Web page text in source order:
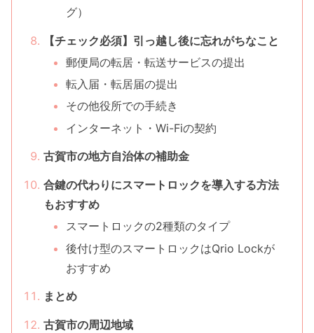
グ）
【チェック必須】引っ越し後に忘れがちなこと
郵便局の転居・転送サービスの提出
転入届・転居届の提出
その他役所での手続き
インターネット・Wi-Fiの契約
古賀市の地方自治体の補助金
合鍵の代わりにスマートロックを導入する方法
もおすすめ
スマートロックの2種類のタイプ
後付け型のスマートロックはQrio Lockが
おすすめ
まとめ
古賀市の周辺地域